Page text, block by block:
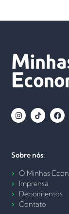
Sobre nós:
O Minhas
Imprensa
Depoimentos
Contato